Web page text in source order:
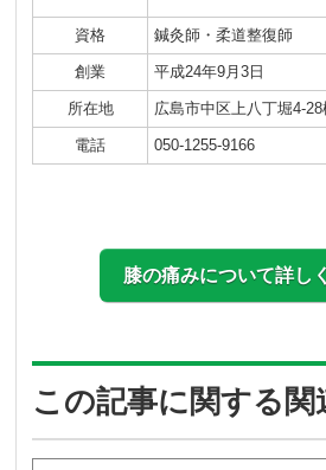
資格 鍼灸師・柔道整復師
創業 平成24年9月3日
所在地 広島市中区上八丁堀4-
電話 050-1255-9166
膝の痛みについて詳し
この記事に関する関